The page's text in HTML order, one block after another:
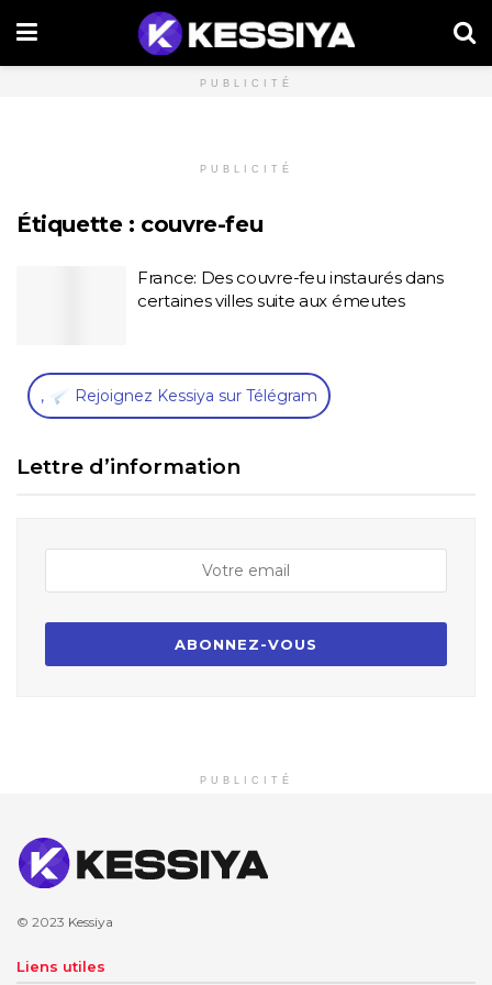
PUBLICITÉ
PUBLICITÉ
Étiquette : couvre-feu
France: Des couvre-feu instaurés dans
certaines villes suite aux émeutes
, Rejoignez Kessiya sur Télégram
Lettre d’information
PUBLICITÉ
© 2023 Kessiya
Liens utiles